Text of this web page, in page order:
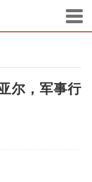
尔，军事行